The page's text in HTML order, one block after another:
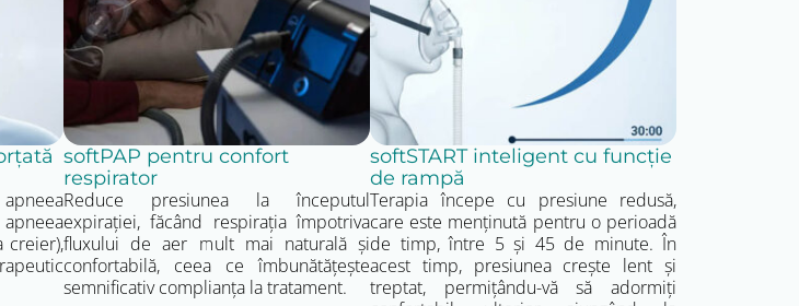
conform condițiilor producătorului. Produsul este livrat prin curier, ambalat
la confirmarea comenzii, în funcție de disponibilitatea stocului. In general 3-5 zile
creier),
softPAP pentru confort
respirator
Reduce presiunea la începutul
expirației, făcând respirația împotriva
fluxului de aer mult mai naturală și
confortabilă, ceea ce îmbunătățește
semnificativ complianța la tratament.
softSTART inteligent cu funcție
de rampă
Terapia începe cu presiune redusă,
care este menținută pentru o perioadă
de timp, între 5 și 45 de minute. În
acest timp, presiunea crește lent și
treptat, permițându-vă să adormiți